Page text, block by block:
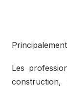
Les